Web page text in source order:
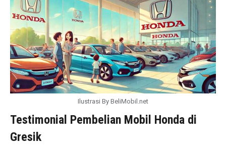
Ilustrasi By BeliMobil.net
Testimonial Pembelian Mobil Honda di
Gresik